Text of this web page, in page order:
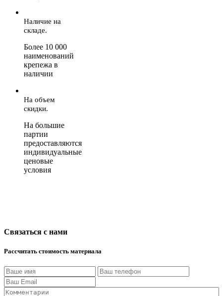
Наличие на
складе.
Более 10 000
наименований
крепежа в
наличии
На объем
скидки.
На большие
партии
предоставляются
индивидуальные
ценовые
условия
Связаться с нами
Рассчитать стоимость материала